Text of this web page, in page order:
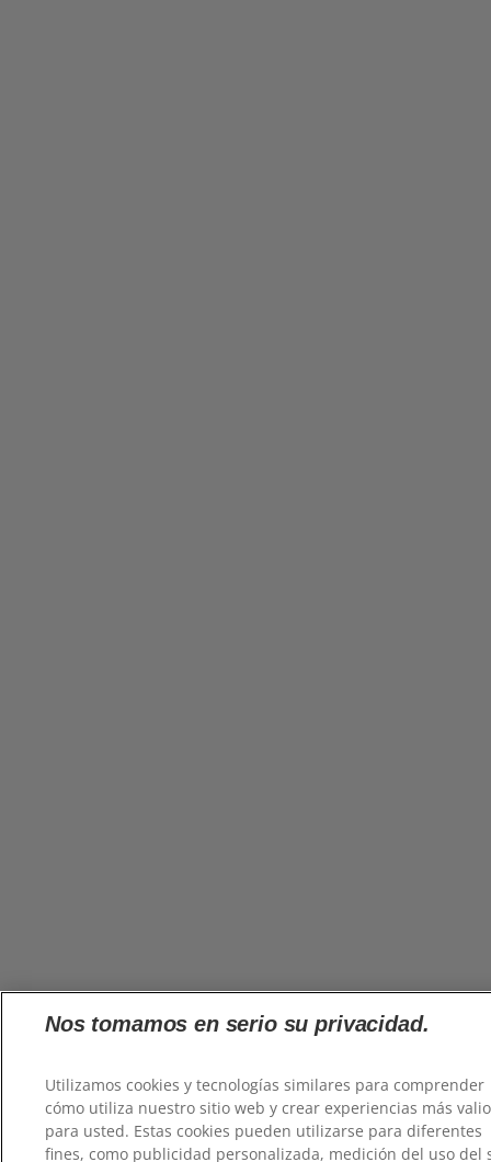
Nos tomamos en serio su privacidad.
Utilizamos cookies y tecnologías similares para comprender
cómo utiliza nuestro sitio web y crear experiencias más
para usted. Estas cookies pueden utilizarse para diferentes
fines, como publicidad personalizada, medición del uso del